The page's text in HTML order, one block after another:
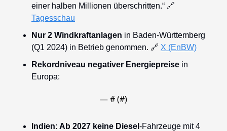
einer halben Millionen überschritten.“ 🔗
Tagesschau
Nur 2 Windkraftanlagen in Baden-Württemberg
(Q1 2024) in Betrieb genommen. 🔗 X (EnBW)
Rekordniveau negativer Energiepreise in
Europa:
— # (#)
Indien: Ab 2027 keine Diesel -Fahrzeuge mit 4